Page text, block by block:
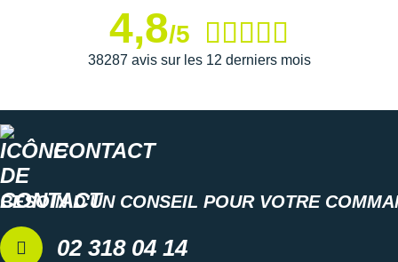
4,8/5
38287 avis sur les 12 derniers mois
CONTACT
BESOIN D'UN CONSEIL POUR VOTRE
02 318 04 14